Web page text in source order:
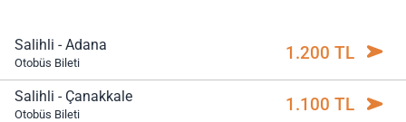
Salihli - Adana
Otobüs Bileti 1.200 TL
Salihli - Çanakkale
Otobüs Bileti 1.100 TL